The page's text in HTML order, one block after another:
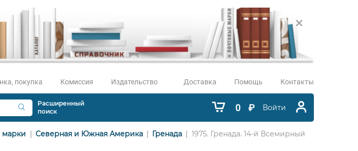
покупка Комиссия Издательство Доставка Помощь Контакты
Расширенный
поиск
0 ₽ Войти
марки Северная и Южная Америка Гренада
1975. Гренада. 14-й Всемирный